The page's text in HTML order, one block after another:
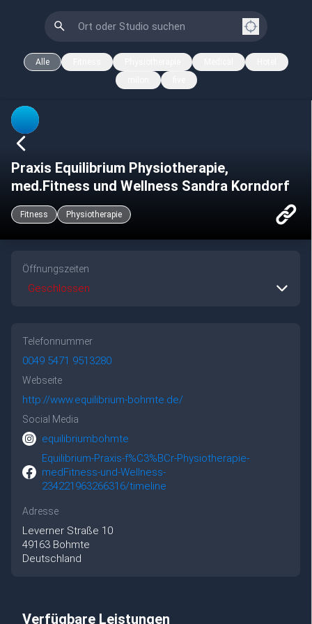
Alle
Praxis Equilibrium Physiotherapie,
med.Fitness und Wellness Sandra Korndorf
Fitness Physiotherapie
Öffnungszeiten
Geschlossen
Telefonnummer
0049 5471 9513280
Webseite
http://www.equilibrium-bohmte.de/
Social Media
equilibriumbohmte
Equilibrium-Praxis-f%C3%BCr-Physiotherapie-
medFitness-und-Wellness-
234221963266316/timeline
Adresse
Leverner Straße 10
49163 Bohmte
Deutschland
Verfügbare Leistungen